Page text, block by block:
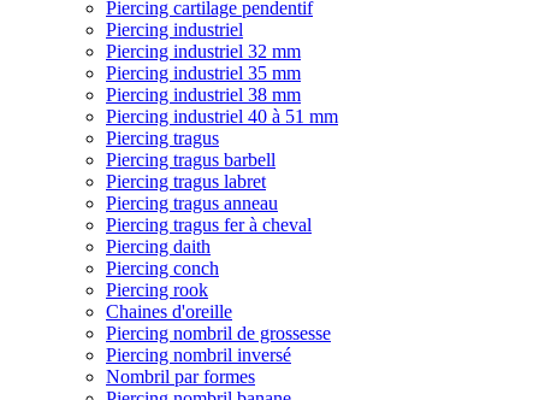
Piercing cartilage pendentif
Piercing industriel
Piercing industriel 32 mm
Piercing industriel 35 mm
Piercing industriel 38 mm
Piercing industriel 40 à 51 mm
Piercing tragus
Piercing tragus barbell
Piercing tragus labret
Piercing tragus anneau
Piercing tragus fer à cheval
Piercing daith
Piercing conch
Piercing rook
Chaines d'oreille
Piercing nombril de grossesse
Piercing nombril inversé
Nombril par formes